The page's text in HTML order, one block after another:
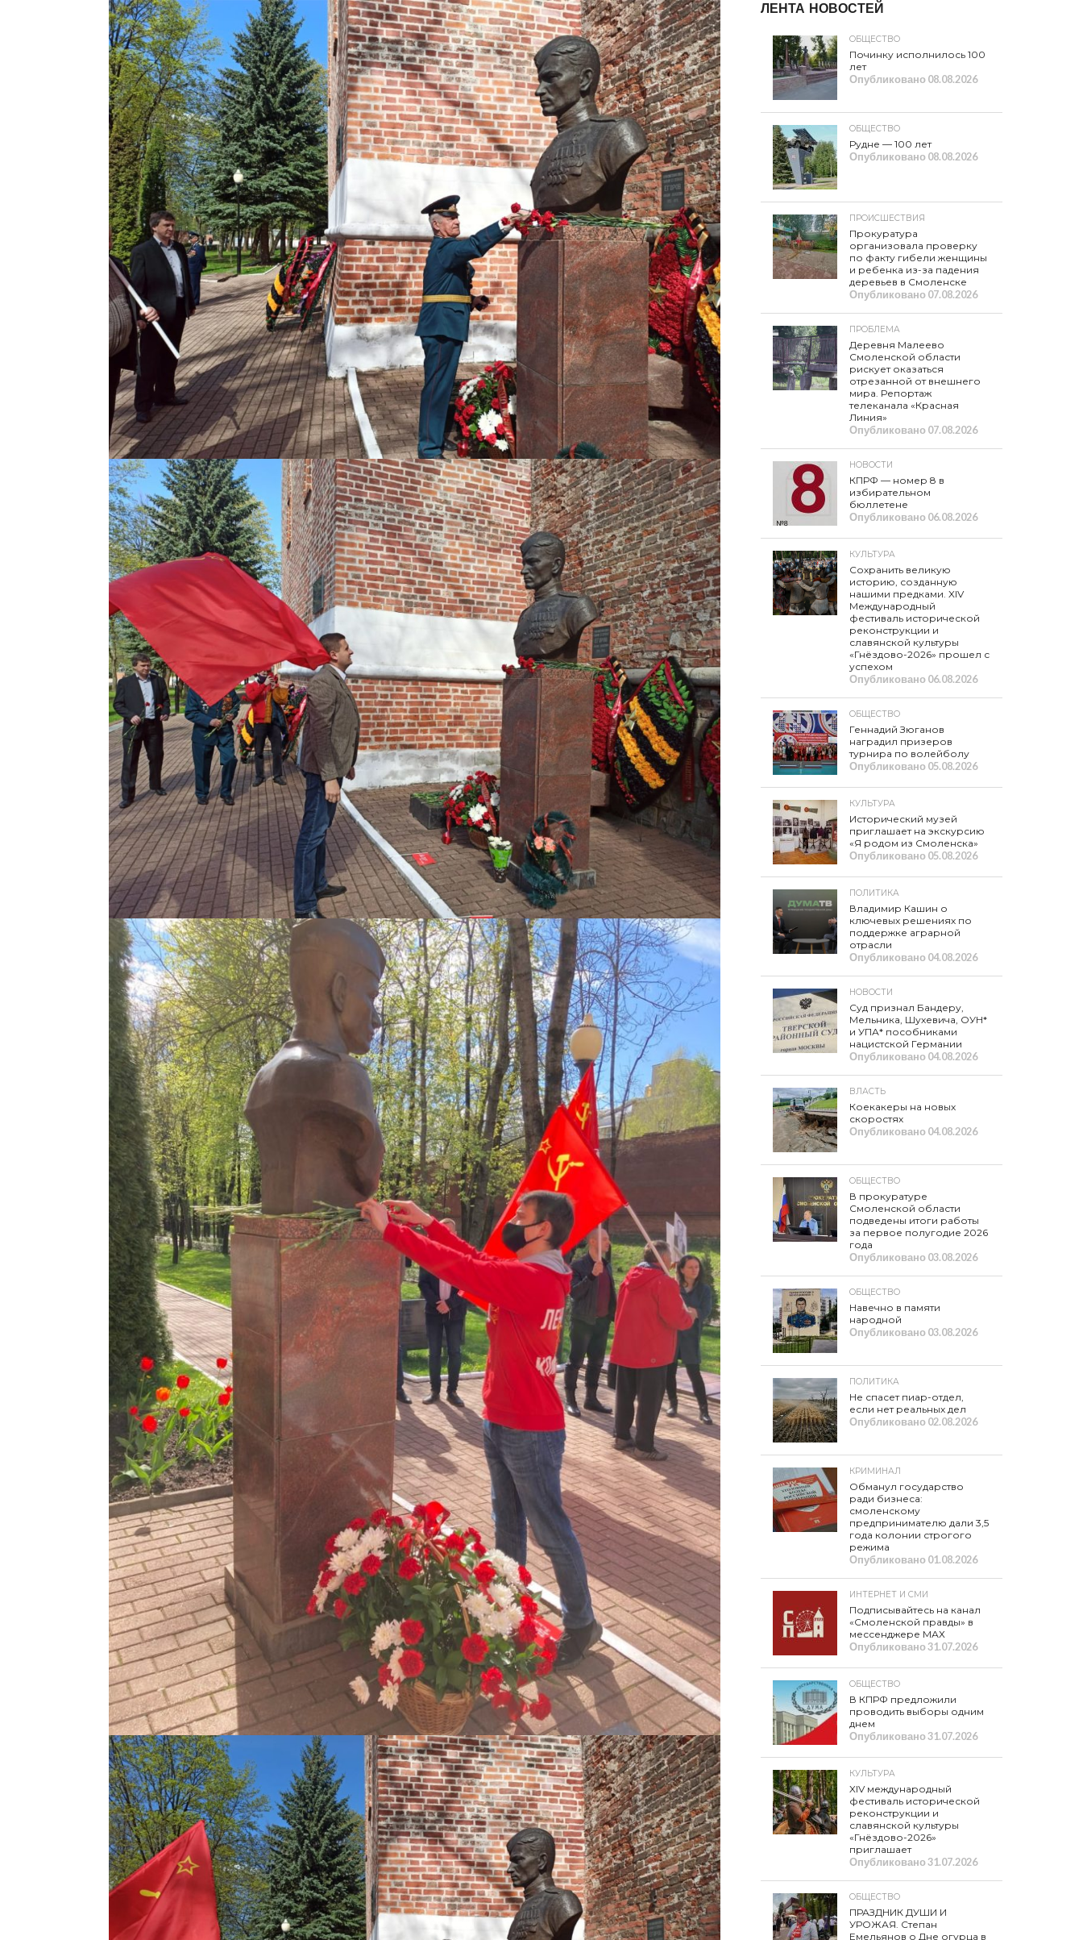
ЛЕНТА НОВОСТЕЙ
ОБЩЕСТВО
Починку исполнилось 100
лет
Опубликовано08.08.2026
ОБЩЕСТВО
Рудне — 100 лет
Опубликовано08.08.2026
ПРОИСШЕСТВИЯ
Прокуратура
организовала проверку
по факту гибели женщины
и ребенка из-за падения
деревьев в Смоленске
Опубликовано07.08.2026
ПРОБЛЕМА
Деревня Малеево
Смоленской области
рискует оказаться
отрезанной от внешнего
мира. Репортаж
телеканала «Красная
Линия»
Опубликовано07.08.2026
НОВОСТИ
КПРФ — номер 8 в
избирательном
бюллетене
Опубликовано06.08.2026
КУЛЬТУРА
Сохранить великую
историю, созданную
нашими предками. XIV
Международный
фестиваль исторической
реконструкции и
славянской культуры
«Гнёздово-2026» прошел с
успехом
Опубликовано06.08.2026
ОБЩЕСТВО
Геннадий Зюганов
наградил призеров
турнира по волейболу
Опубликовано05.08.2026
КУЛЬТУРА
Исторический музей
приглашает на экскурсию
«Я родом из Смоленска»
Опубликовано05.08.2026
ПОЛИТИКА
Владимир Кашин о
ключевых решениях по
поддержке аграрной
отрасли
Опубликовано04.08.2026
НОВОСТИ
Суд признал Бандеру,
Мельника, Шухевича, ОУН*
и УПА* пособниками
нацистской Германии
Опубликовано04.08.2026
ВЛАСТЬ
Коекакеры на новых
скоростях
Опубликовано04.08.2026
ОБЩЕСТВО
В прокуратуре
Смоленской области
подведены итоги работы
за первое полугодие 2026
года
Опубликовано03.08.2026
ОБЩЕСТВО
Навечно в памяти
народной
Опубликовано03.08.2026
ПОЛИТИКА
Не спасет пиар-отдел,
если нет реальных дел
Опубликовано02.08.2026
КРИМИНАЛ
Обманул государство
ради бизнеса:
смоленскому
предпринимателю дали 3,5
года колонии строгого
режима
Опубликовано01.08.2026
ИНТЕРНЕТ И СМИ
Подписывайтесь на канал
«Смоленской правды» в
мессенджере МАХ
Опубликовано31.07.2026
ОБЩЕСТВО
В КПРФ предложили
проводить выборы одним
днем
Опубликовано31.07.2026
КУЛЬТУРА
XIV международный
фестиваль исторической
реконструкции и
славянской культуры
«Гнёздово-2026»
приглашает
Опубликовано31.07.2026
ОБЩЕСТВО
ПРАЗДНИК ДУШИ И
УРОЖАЯ. Степан
Емельянов о Дне огурца в